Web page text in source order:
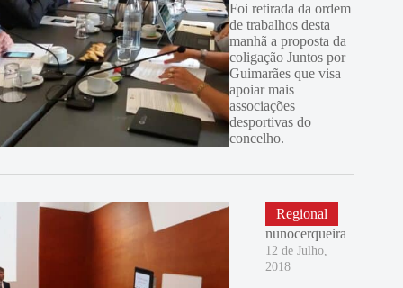
Foi retirada da ordem
de trabalhos desta
manhã a proposta da
coligação Juntos por
Guimarães que visa
apoiar mais
associações
desportivas do
concelho.
Regional
nunocerqueira
12 de Julho,
2018